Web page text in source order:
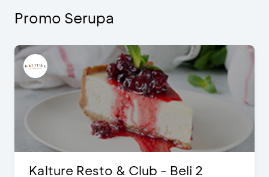
Promo Serupa
D’Cost - Diskon 50% Makanan